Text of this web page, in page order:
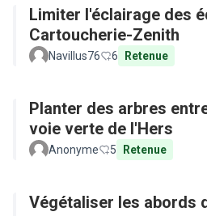
Limiter l'éclairage des
Cartoucherie-Zenith
Navillus76 6 Retenue
Planter des arbres
voie verte de l'Hers
Anonyme 5 Retenue
Végétaliser les abords